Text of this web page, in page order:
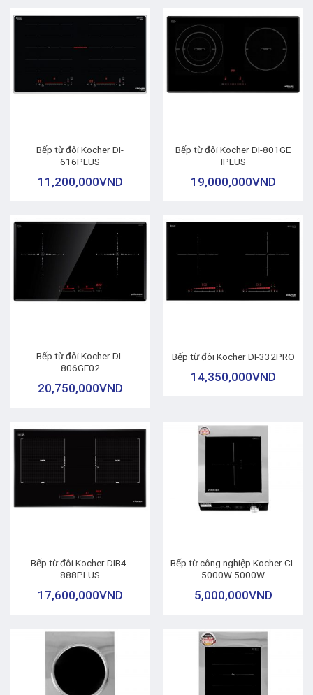
Bếp từ đôi Kocher DI-
616PLUS
11,200,000VND
Bếp từ đôi Kocher DI-801GE
IPLUS
19,000,000VND
Bếp từ đôi Kocher DI-
806GE02
20,750,000VND
Bếp từ đôi Kocher DI-332PRO
14,350,000VND
Bếp từ đôi Kocher DIB4-
888PLUS
17,600,000VND
Bếp từ công nghiệp Kocher CI-
5000W 5000W
5,000,000VND